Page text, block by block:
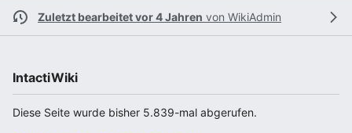
Zuletzt bearbeitet vor 4 Jahren von WikiAdmin
IntactiWiki
Diese Seite wurde bisher 5.839-mal abgerufen.